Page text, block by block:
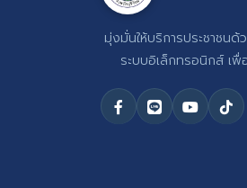
มุ่งมั่นให้บริการประชาชนด้
ระบบอิเล็กทรอนิกส์ เ